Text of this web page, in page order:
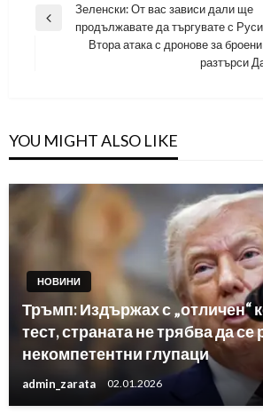
Навигация
Previous
Зеленски: От вас зависи дали ще
продължавате да търгувате с
Втора атака с дронове за
разтърси
YOU MIGHT ALSO LIKE
НОВИНИ
Тръмп: Издържах с „отличен“
тест, страната не трябва да
некомпетентни глупаци
admin_zarata 02.01.2026